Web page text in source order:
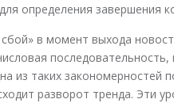
определения завершения
в момент выхода
из таких закономерностей
разворот тренда. Эти